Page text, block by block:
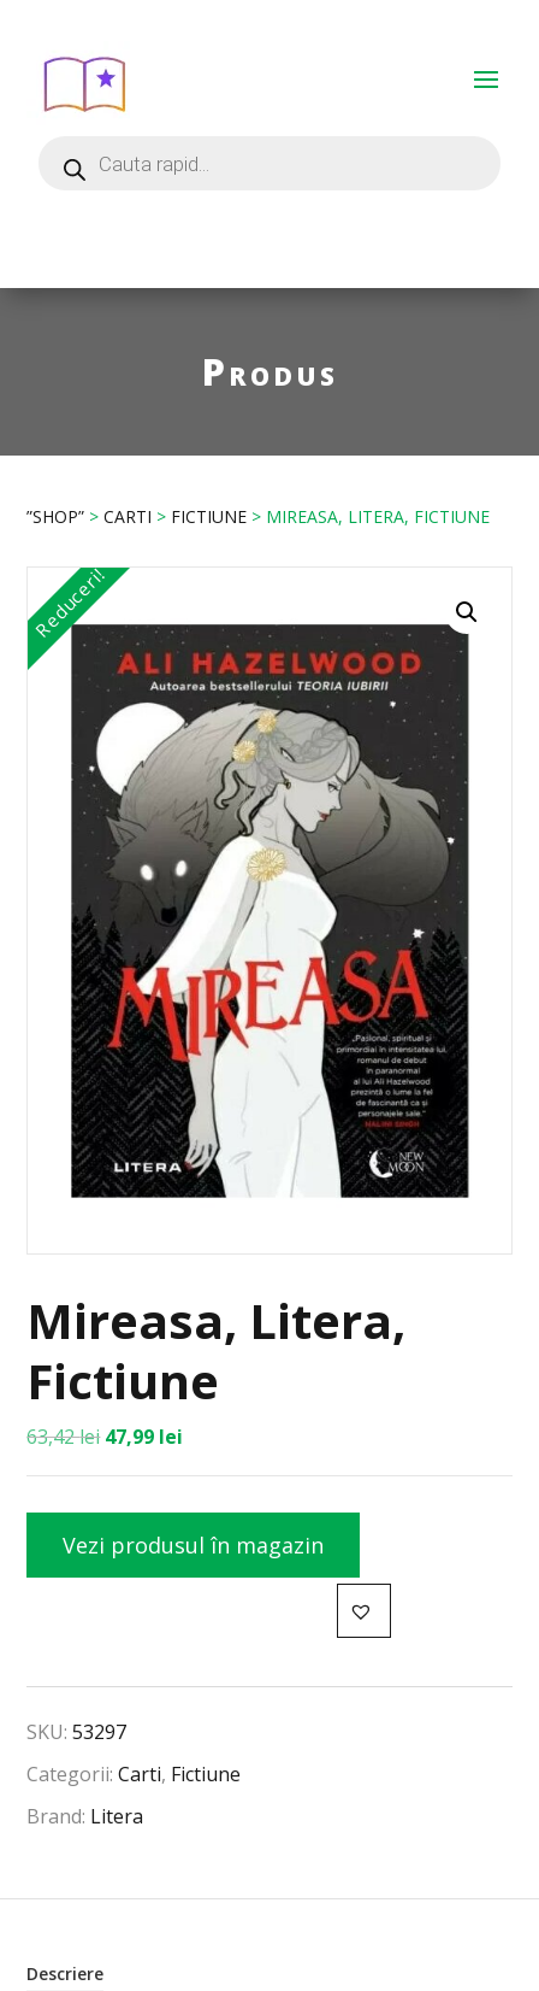
Produs
”SHOP” >CARTI > FICTIUNE > MIREASA, LITERA, FICTIUNE
Reduceri!
Mireasa, Litera,
Fictiune
63,42lei 47,99 lei
Vezi produsul în magazin
SKU:53297
Categorii:Carti, Fictiune
Brand: Litera
Descriere